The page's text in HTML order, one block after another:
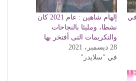
في
إلهام شاهين : عام 2021 كان
نشطا، ومليئا بالنجاحات
والتكريمات التى أفتخر بها
28 ديسمبر، 2021
في "سلايدر"